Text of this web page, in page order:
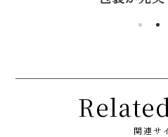
関連サ